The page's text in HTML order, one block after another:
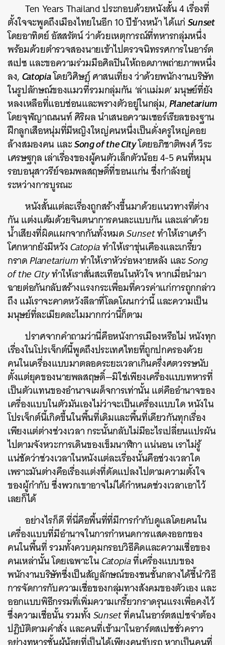
Ten Years Thailandประกอบด้วยหนังสั้น4เรื่องที่
ตั้งใจจะพูดถึงเมืองไทยในอีก 10 ปีข้างหน้าได้แก่Sunset
โดยอาทิตย์อัสสรัตน์ว่าด้วยเหตุการณ์ที่ทหารกลุ่มหนึ่ง
พร้อมด้วยตำรวจสองนายเข้าไปตรวจนิทรรศการในอาร์ต
สเปซและขอความร่วมมือศิลปินให้ถอดภาพถ่ายภาพหนึ่ง
ลง,Catopiaโดยวิศิษฎ์ศาสนเที่ยงว่าด้วยพนักงานบริษัท
ในรูปลักษณ์ของแมวที่รวมกลุ่มกัน‘ล่าแม่มด’มนุษย์ที่ยัง
หลงเหลือที่แอบซ่อนและพรางตัวอยู่ในกลุ่ม,Planetarium
โดยจุฬญาณนนท์ศิริผลนำเสนอความเซอร์เรียลของฐาน
ฝึกลูกเสือหนุ่มที่มีหญิงใหญ่คนหนึ่งเป็นดั่งครูใหญ่คอย
ล้างสมองคนและSong of the Cityโดยอภิชาติพงศ์วีระ
เศรษฐกุลเล่าเรื่องของผู้คนตัวเล็กตัวน้อย4-5คนที่หมุน
รอบอนุสาวรีย์จอมพลสฤษดิ์ที่ขอนแก่นซึ่งกำลังอยู่
ระหว่างการบูรณะ
หนังสั้นแต่ละเรื่องถูกสร้างขึ้นมาด้วยแนวทางที่ต่าง
กันแต่งแต้มด้วยจินตนาการคนละแบบกันและเล่าด้วย
น้ำเสียงที่ผิดแผกจากกันทั้งหมดSunsetทำให้เราเศร้า
โศกหากยังมีหวังCatopiaทำให้เราขุ่นเคืองและเกรี้ยว
กราดPlanetariumทำให้เราหัวร่อหงายหลัง และSong
of the Cityทำให้เราสั่นสะเทือนในหัวใจหากเมื่อนำมา
ฉายต่อกันกลับสร้างแรงกระเพื่อมที่ควรค่าแก่การถูกกล่าว
ถึงแม้เราจะคาดหวังลีลาที่โลดโผนกว่านี้และความเป็น
มนุษย์ที่ละเมียดละไมมากกว่านี้ก็ตาม
ปราศจากคำถามว่านี่คือหนังการเมืองหรือไม่หนังทุก
เรื่องในโปรเจ็กต์นี้พูดถึงประเทศไทยที่ถูกปกครองด้วย
คนในเครื่องแบบมาตลอดระยะเวลาเกินครึ่งศตวรรษนับ
ตั้งแต่ยุคของนายพลสฤษดิ์—มิใช่เพียงเครื่องแบบทหารที่
เป็นตัวแทนของอำนาจเผด็จการเท่านั้นแต่คืออำนาจของ
เครื่องแบบในตัวมันเองไม่ว่าจะเป็นเครื่องแบบใดหนังใน
โปรเจ็กต์นี้เกิดขึ้นในพื้นที่เดิมและพื้นที่เดียวกันทุกเรื่อง
เพียงแต่ต่างช่วงเวลากระนั้นกลับไม่มีอะไรเปลี่ยนแปรผัน
ไปตามจังหวะการเดินของเข็มนาฬิกาแน่นอนเราไม่รู้
แน่ชัดว่าช่วงเวลาในหนังแต่ละเรื่องนั้นคือช่วงเวลาใด
เพราะมันต่างคือเรื่องแต่งที่ดัดแปลงไปตามความตั้งใจ
ของผู้กำกับซึ่งพวกเขาอาจไม่ได้กำหนดช่วงเวลาเอาไว้
เลยก็ได้
อย่างไรก็ดีที่นี่คือพื้นที่ที่มีการกำกับดูแลโดยคนใน
เครื่องแบบที่มีอำนาจในการกำหนดการแสดงออกของ
คนในพื้นที่รวมทั้งควบคุมกรอบวิธีคิดและความเชื่อของ
คนเหล่านั้นโดยเฉพาะในCatopiaที่เครื่องแบบของ
พนักงานบริษัทซึ่งเป็นสัญลักษณ์ของชนชั้นกลางได้ชี้นำวิธี
การจัดการกับความเชื่อของกลุ่มทางสังคมของตัวเองและ
ออกแบบพิธีกรรมที่เพิ่มความเกรี้ยวกราดรุนแรงเพื่อคงไว้
ซึ่งความเชื่อนั้นรวมทั้งSunsetที่คนในอาร์ตสเปซจำต้อง
ปฎิบัติตามคำสั่งและคนที่เข้ามาในอาร์ตสเปซชั่วคราว